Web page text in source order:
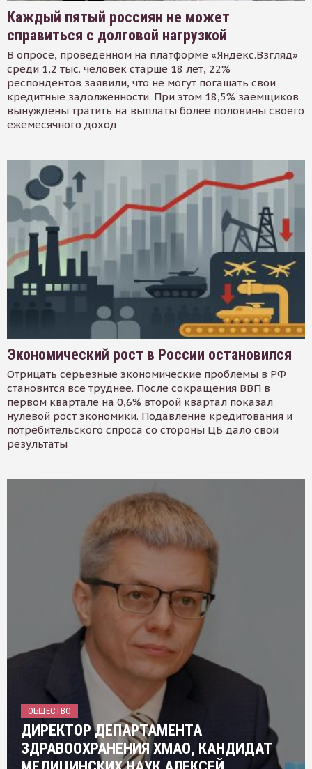
Каждый пятый россиян не может
справиться с долговой нагрузкой
В опросе, проведенном на платформе «Яндекс.Взгляд»
среди 1,2 тыс. человек старше 18 лет, 22%
респондентов заявили, что не могут погашать свои
кредитные задолженности. При этом 18,5% заемщиков
вынуждены тратить на выплаты более половины своего
ежемесячного доход
Экономический рост в России остановился
Отрицать серьезные экономические проблемы в РФ
становится все труднее. После сокращения ВВП в
первом квартале на 0,6% второй квартал показал
нулевой рост экономики. Подавление кредитования и
потребительского спроса со стороны ЦБ дало свои
результаты
ОБЩЕСТВО
ДИРЕКТОР ДЕПАРТАМЕНТА
ЗДРАВООХРАНЕНИЯ ХМАО, КАНДИДАТ